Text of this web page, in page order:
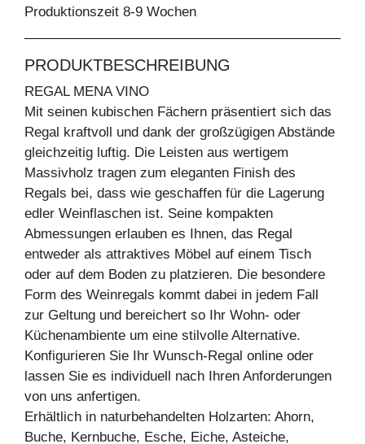
Produktionszeit 8-9 Wochen
PRODUKTBESCHREIBUNG
REGAL MENA VINO
Mit seinen kubischen Fächern präsentiert sich das
Regal kraftvoll und dank der großzügigen Abstände
gleichzeitig luftig. Die Leisten aus wertigem
Massivholz tragen zum eleganten Finish des
Regals bei, dass wie geschaffen für die Lagerung
edler Weinflaschen ist. Seine kompakten
Abmessungen erlauben es Ihnen, das Regal
entweder als attraktives Möbel auf einem Tisch
oder auf dem Boden zu platzieren. Die besondere
Form des Weinregals kommt dabei in jedem Fall
zur Geltung und bereichert so Ihr Wohn- oder
Küchenambiente um eine stilvolle Alternative.
Konfigurieren Sie Ihr Wunsch-Regal online oder
lassen Sie es individuell nach Ihren Anforderungen
von uns anfertigen.
Erhältlich in naturbehandelten Holzarten: Ahorn,
Buche, Kernbuche, Esche, Eiche, Asteiche,